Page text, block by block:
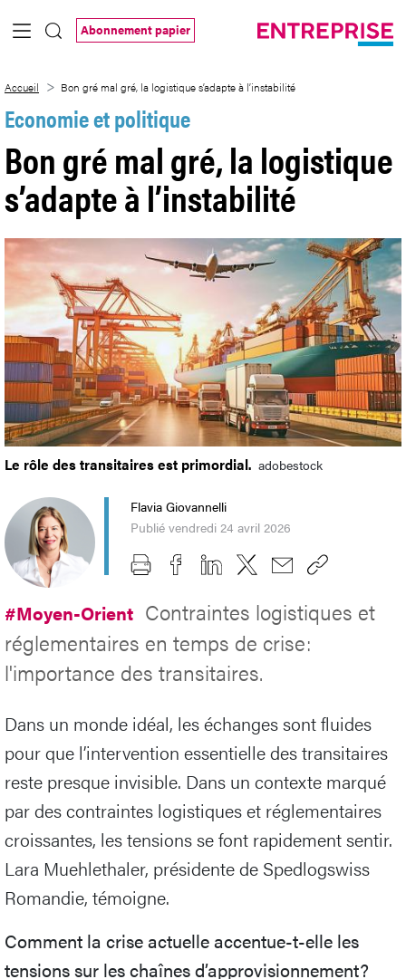
Saut au contenu principal
Abonnement papier
Accueil Bon gré mal gré, la logistique s’adapte à l’instabilité
Economie et politique
Bon gré mal gré, la logistique
s’adapte à l’instabilité
Le rôle des transitaires est primordial. adobestock
Flavia Giovannelli
Publié vendredi 24 avril 2026
#Moyen-Orient Contraintes logistiques et
réglementaires en temps de crise:
l'importance des transitaires.
Dans un monde idéal, les échanges sont fluides
pour que l’intervention essentielle des transitaires
reste presque invisible. Dans un contexte marqué
par des contraintes logistiques et réglementaires
croissantes, les tensions se font rapidement sentir.
Lara Muehlethaler, présidente de Spedlogswiss
Romandie, témoigne.
Comment la crise actuelle accentue-t-elle les
tensions sur les chaînes d’approvisionnement?